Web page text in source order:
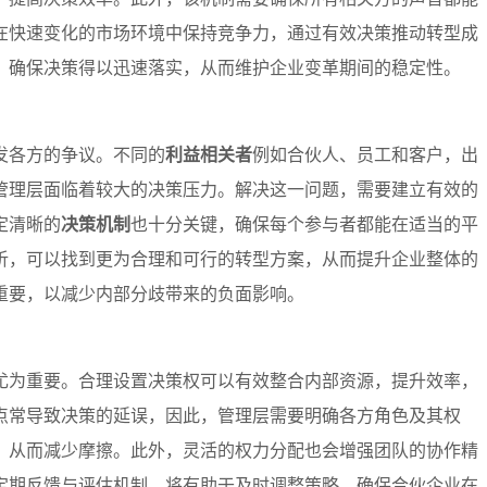
速变化的市场环境中保持竞争力，通过有效决策推动转型成
保决策得以迅速落实，从而维护企业变革期间的稳定性。
各方的争议。不同的利益相关者例如合伙人、员工和客户，出
层面临着较大的决策压力。解决这一问题，需要建立有效的
清晰的决策机制也十分关键，确保每个参与者都能在适当的平
可以找到更为合理和可行的转型方案，从而提升企业整体的
，以减少内部分歧带来的负面影响。
重要。合理设置决策权可以有效整合内部资源，提升效率，
常导致决策的延误，因此，管理层需要明确各方角色及其权
从而减少摩擦。此外，灵活的权力分配也会增强团队的协作精